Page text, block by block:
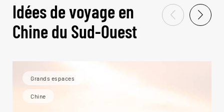
Idées de voyage en
Chine du Sud-Ouest
Grands espaces
Chine